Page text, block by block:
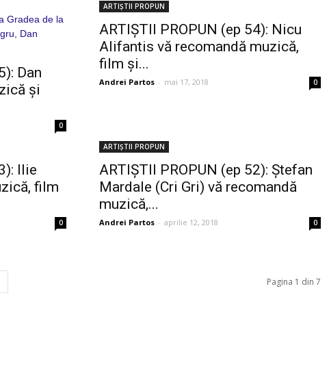
Dan
și
0
ARTIȘTII PROPUN
ARTIȘTII PROPUN (ep 54): Nicu
Alifantis vă recomandă muzică,
film și...
Andrei Partos - mai 17, 2018 0
Ilie
film
0
ARTIȘTII PROPUN
ARTIȘTII PROPUN (ep 52): Ștefan
Mardale (Cri Gri) vă recomandă
muzică,...
Andrei Partos - aprilie 12, 2018 0
Pagina 1 din 7